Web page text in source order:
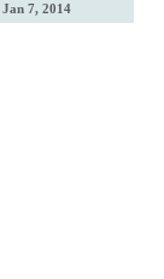
Jan 7, 2014